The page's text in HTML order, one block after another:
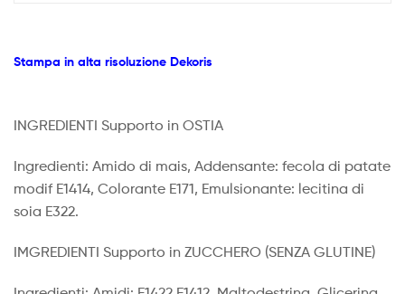
Stampa in alta risoluzione Dekoris
INGREDIENTI Supporto in OSTIA
Ingredienti: Amido di mais, Addensante: fecola di patate
modif E1414, Colorante E171, Emulsionante: lecitina di
soia E322.
IMGREDIENTI Supporto in ZUCCHERO (SENZA GLUTINE)